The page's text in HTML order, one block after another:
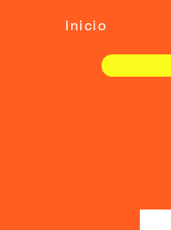
Inicio